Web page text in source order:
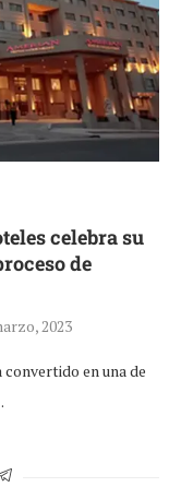
celebra su
de
2023
en una de